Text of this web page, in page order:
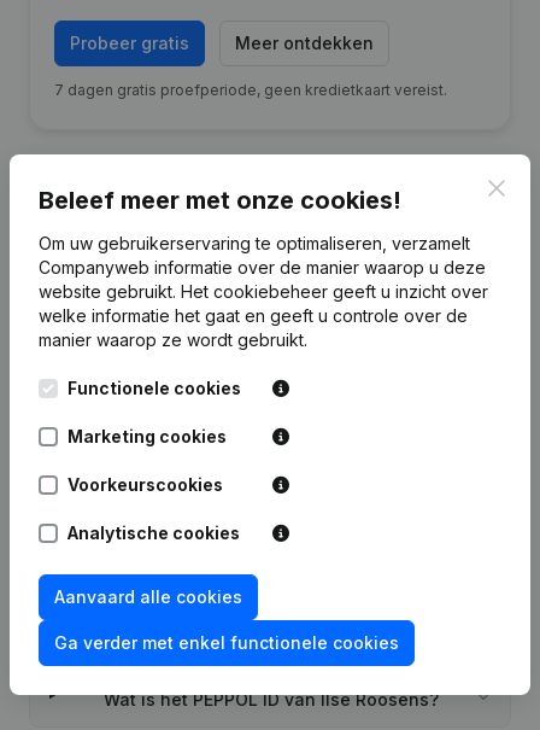
Probeer gratis Meer ontdekken
7 dagen gratis proefperiode, geen kredietkaart vereist.
Publicatiesvan IR
Datum Publicatie
04-11-2022
Rechtspersoon, Opening Bijkantoor,
Wat is het btw-nummer van Ilse Roosens?
Wat is het PEPPOL ID van Ilse Roosens?
Beleef meer met onze cookies!
Om uw gebruikerservaring te optimaliseren, verzamelt
Companyweb informatie over de manier waarop u deze
website gebruikt. Het cookiebeheer geeft u inzicht over
welke informatie het gaat en geeft u controle over de
manier waarop ze wordt gebruikt.
Functionele cookies
Marketing cookies
Voorkeurscookies
Analytische cookies
Aanvaard alle cookies
Ga verder met enkel functionele cookies